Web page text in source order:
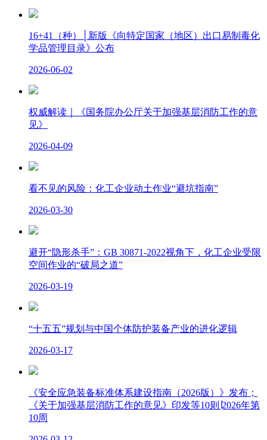
16+41（种）│新版《向特定国家（地区）出口易制毒化
学品管理目录》公布
2026-06-02
权威解读｜《国务院办公厅关于加强基层消防工作的意
见》
2026-04-09
看不见的风险：化工企业动土作业“避坑指南”
2026-03-30
避开“隐形杀手”：GB 30871-2022视角下，化工企业受限
空间作业的“破局之道”
2026-03-19
“十五五”规划与中国个体防护装备产业的进化逻辑
2026-03-17
《安全应急装备标准体系建设指南（2026版）》发布；
《关于加强基层消防工作的意见》印发等10则∣2026年第
10周